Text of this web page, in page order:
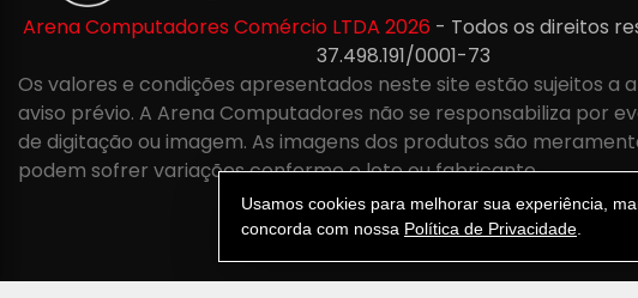
Arena Computadores Comércio LTDA 2026 - Todos os direitos
37.498.191/0001-73
Os valores e condições apresentados neste site estão sujeitos a
aviso prévio. A Arena Computadores não se responsabiliza por
de digitação ou imagem. As imagens dos produtos são
podem sofrer variações conforme o lote ou fabricante.
Usamos cookies para melhorar sua experiência,
concorda com nossa Política de Privacidade